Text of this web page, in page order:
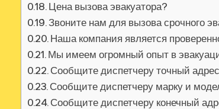
Цена вызова эвакуатора?
Звоните нам для вызова срочного
Наша компания является
Мы имеем огромный опыт в
Сообщите диспетчеру точный
Сообщите диспетчеру марку и
Сообщите диспетчеру конечный